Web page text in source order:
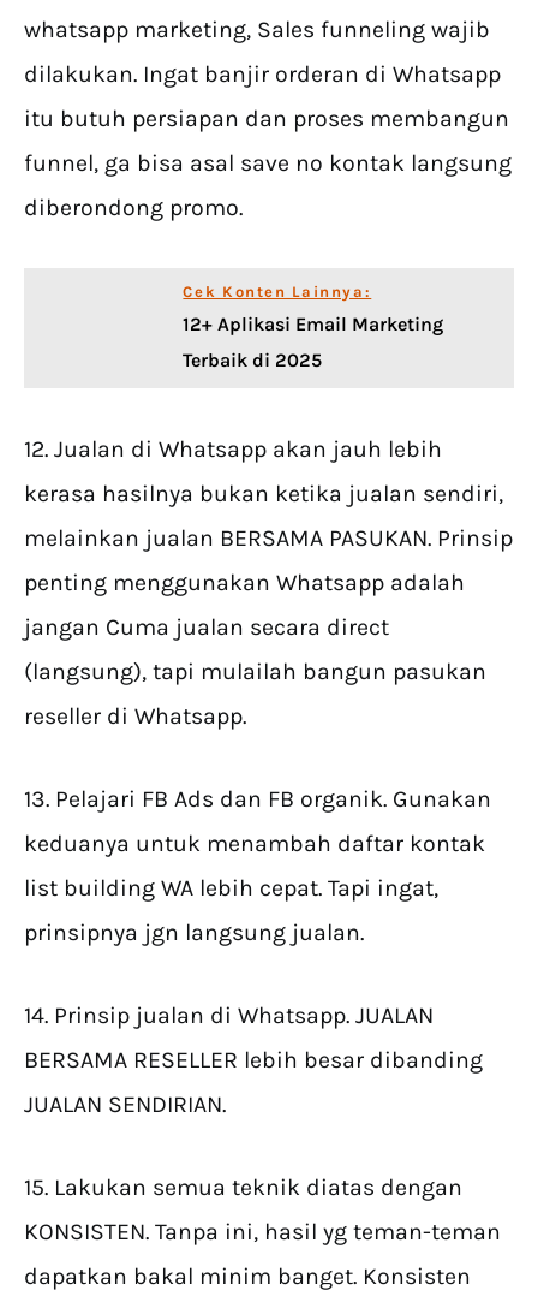
whatsapp marketing, Sales funneling wajib
dilakukan. Ingat banjir orderan di Whatsapp
itu butuh persiapan dan proses membangun
funnel, ga bisa asal save no kontak langsung
diberondong promo.
Cek Konten Lainnya:
12+ Aplikasi Email Marketing
Terbaik di 2025
12. Jualan di Whatsapp akan jauh lebih
kerasa hasilnya bukan ketika jualan sendiri,
melainkan jualan BERSAMA PASUKAN. Prinsip
penting menggunakan Whatsapp adalah
jangan Cuma jualan secara direct
(langsung), tapi mulailah bangun pasukan
reseller di Whatsapp.
13. Pelajari FB Ads dan FB organik. Gunakan
keduanya untuk menambah daftar kontak
list building WA lebih cepat. Tapi ingat,
prinsipnya jgn langsung jualan.
14. Prinsip jualan di Whatsapp. JUALAN
BERSAMA RESELLER lebih besar dibanding
JUALAN SENDIRIAN.
15. Lakukan semua teknik diatas dengan
KONSISTEN. Tanpa ini, hasil yg teman-teman
dapatkan bakal minim banget. Konsisten